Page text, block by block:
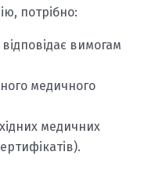
потрібно:
вимогам
медичного
медичних